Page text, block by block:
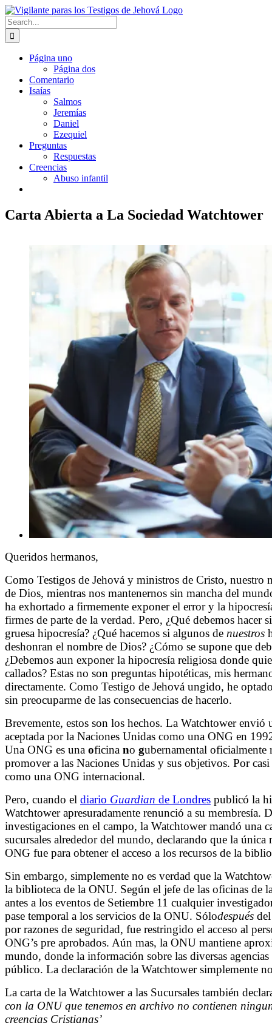
Skip
to
content
Search
for:
Página uno
Página dos
Comentario
Isaías
Salmos
Jeremías
Daniel
Ezequiel
Preguntas
Respuestas
Creencias
Abuso infantil
Carta Abierta a La Sociedad Watchtower
Image
Queridos hermanos,
Como Testigos de Jehová y ministros de Cristo, nuestro
de Dios, mientras nos mantenernos sin mancha del
ha exhortado a firmemente exponer el error y la
firmes de parte de la verdad. Pero, ¿Qué debemos hacer
gruesa hipocresía? ¿Qué hacemos si algunos de nuestros
deshonran el nombre de Dios? ¿Cómo se supone que
¿Debemos aun exponer la hipocresía religiosa donde
callados? Estas no son preguntas hipotéticas, mis
directamente. Como Testigo de Jehová ungido, he
sin preocuparme de las consecuencias de hacerlo.
Brevemente, estos son los hechos. La Watchtower
aceptada por la Naciones Unidas como una ONG en
Una ONG es una oficina no gubernamental oficialmente
promover a las Naciones Unidas y sus objetivos. Por
como una ONG internacional.
Pero, cuando el diario Guardian de Londres publicó la
Watchtower apresuradamente renunció a su membresía.
investigaciones en el campo, la Watchtower mandó una
sucursales alrededor del mundo, declarando que la
ONG fue para obtener el acceso a los recursos de la
Sin embargo, simplemente no es verdad que la
la biblioteca de la ONU. Según el jefe de las oficinas de
antes a los eventos de Setiembre 11 cualquier
pase temporal a los servicios de la ONU. Sólodespués
por razones de seguridad, fue restringido el acceso al
ONG’s pre aprobados. Aún mas, la ONU mantiene
mundo, donde la información sobre las diversas
público. La declaración de la Watchtower simplemente
La carta de la Watchtower a las Sucursales también
con la ONU que tenemos en archivo no contienen
creencias Cristianas’